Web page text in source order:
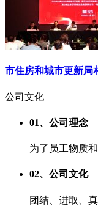
市住房和城市更新局
公司 文化
01、公司理念
为了员工物质
02、公司文化
团结、进取、